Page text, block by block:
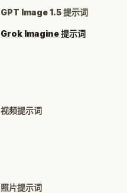
GPT Image 1.5 提示词
Grok Imagine 提示词
视频提示词
照片提示词